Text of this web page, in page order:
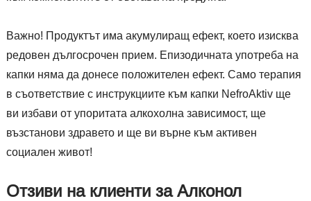
Важно! Продуктът има акумулиращ ефект, което изисква
редовен дългосрочен прием. Епизодичната употреба на
капки няма да донесе положителен ефект. Само терапия
в съответствие с инструкциите към капки NefroAktiv ще
ви избави от упоритата алкохолна зависимост, ще
възстанови здравето и ще ви върне към активен
социален живот!
Отзиви на клиенти за Алконол